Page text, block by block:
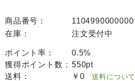
商品番号：
1104990000000
在庫：
注文受付中
ポイント率：
0.5%
獲得ポイント数： 550pt
送料：
￥0 送料について